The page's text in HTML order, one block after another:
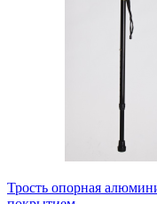
Трость опорная